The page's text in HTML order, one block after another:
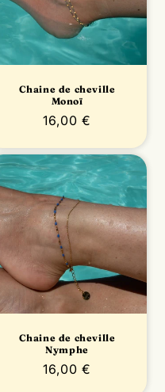
Chaine de cheville
Monoï
Prix
16,00 €
Chaine de cheville
Nymphe
Prix
16,00 €